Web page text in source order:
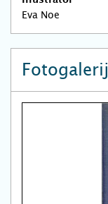
Eva Noe
Fotogalerij